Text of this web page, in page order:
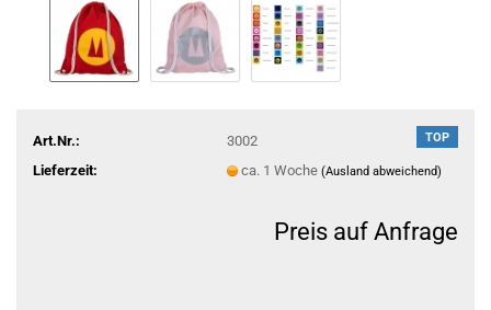
TOP
Art.Nr.:
3002
Lieferzeit:
ca. 1 Woche (Ausland abweichend)
Preis auf Anfrage